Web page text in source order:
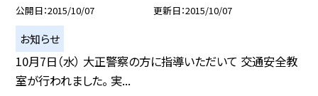
公開日 2015/10/07 更新日 2015/10/07
お知らせ
10月7日（水） 大正警察の方に指導いただいて 交通安全教
室が行われました。 実...